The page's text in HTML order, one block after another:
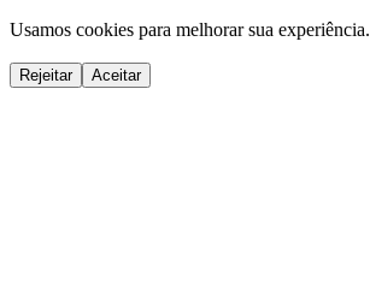
Usamos cookies para melhorar sua experiência.
Rejeitar Aceitar